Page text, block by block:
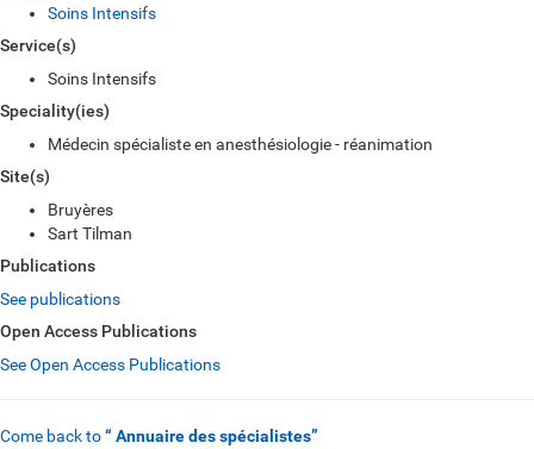
Soins Intensifs
Service(s)
Soins Intensifs
Speciality(ies)
Médecin spécialiste en anesthésiologie - réanimation
Site(s)
Bruyères
Sart Tilman
Publications
See publications
Open Access Publications
See Open Access Publications
Come back to“ Annuaire des spécialistes”